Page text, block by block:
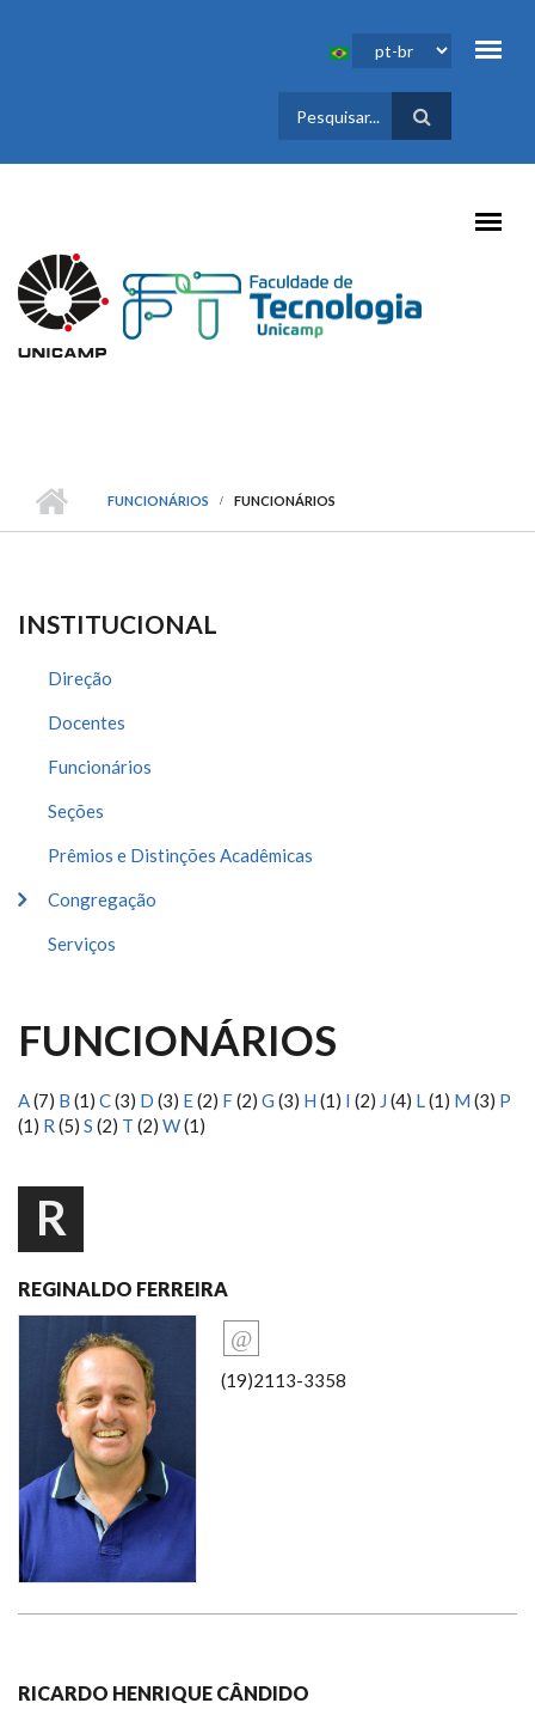
FORMULÁRIO
DE BUSCA
FUNCIONÁRIOS FUNCIONÁRIOS
INSTITUCIONAL
Direção
Docentes
Funcionários
Seções
Prêmios e Distinções Acadêmicas
Congregação
Serviços
FUNCIONÁRIOS
A(7) B (1) C(3) D (3) E(2) F(2) G (3) H (1) I (2) J (4) L(1) M (3) P
(1) R (5) S (2) T (2) W(1)
R
REGINALDO FERREIRA
(19)2113-3358
RICARDO HENRIQUE CÂNDIDO